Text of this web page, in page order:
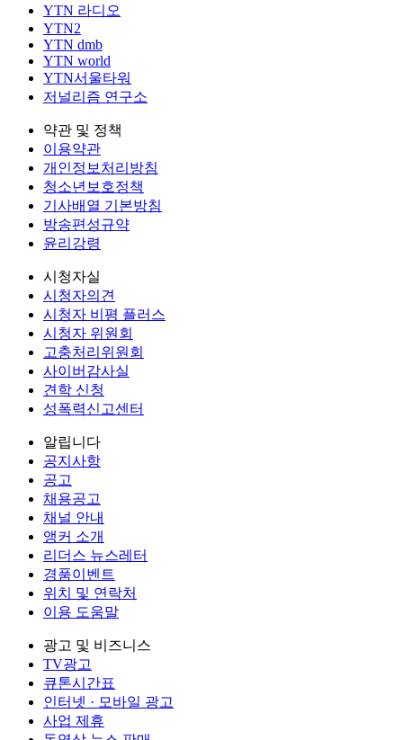
YTN 라디오
YTN2
YTN dmb
YTN world
YTN서울타워
저널리즘 연구소
약관 및 정책
이용약관
개인정보처리방침
청소년보호정책
기사배열 기본방침
방송편성규약
윤리강령
시청자실
시청자의견
시청자 비평 플러스
시청자 위원회
고충처리위원회
사이버감사실
견학 신청
성폭력신고센터
알립니다
공지사항
공고
채용공고
채널 안내
앵커 소개
리더스 뉴스레터
경품이벤트
위치 및 연락처
이용 도움말
광고 및 비즈니스
TV광고
큐톤시간표
인터넷 · 모바일 광고
사업 제휴